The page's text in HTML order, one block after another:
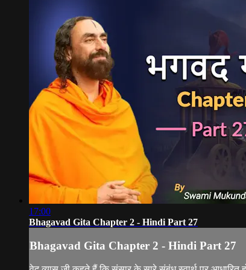
17:00
Bhagavad Gita Chapter 2 - Hindi Part 27
Bhagavad Gita Chapter 2 - Hindi Part 27